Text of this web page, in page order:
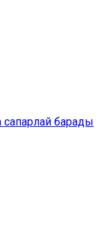
барады